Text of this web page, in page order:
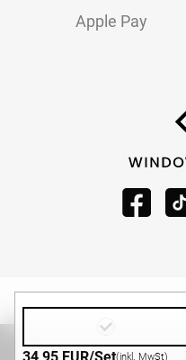
(inkl. MwSt)
Apple Pay
Copyright ©2026 -